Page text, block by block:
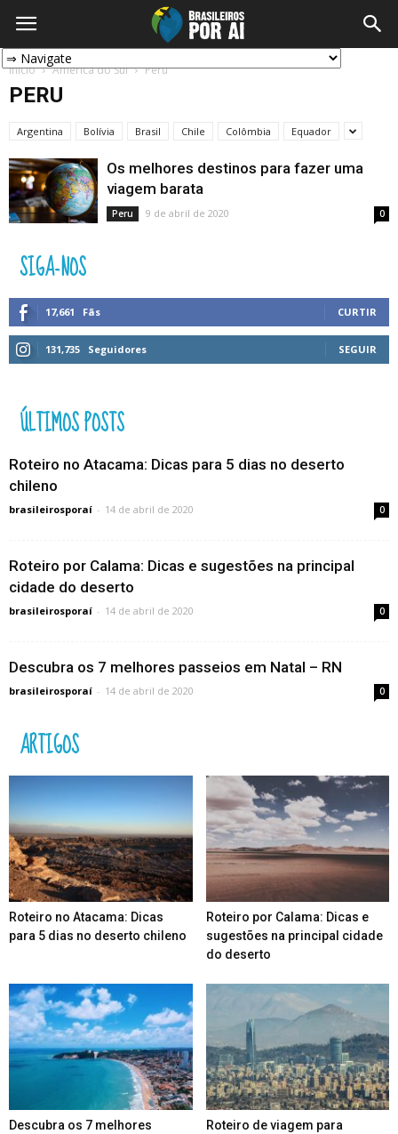
Início América do Sul Peru
PERU
Argentina Bolívia Brasil Chile Colômbia Equador
Os melhores destinos para fazer uma
viagem barata
Peru 9 de abril de 2020 0
SIGA-NOS
17,661 Fãs CURTIR
131,735 Seguidores SEGUIR
ÚLTIMOS POSTS
Roteiro no Atacama: Dicas para 5 dias no deserto
chileno
brasileirosporaí - 14 de abril de 2020 0
Roteiro por Calama: Dicas e sugestões na principal
cidade do deserto
brasileirosporaí - 14 de abril de 2020 0
Descubra os 7 melhores passeios em Natal – RN
brasileirosporaí - 14 de abril de 2020 0
ARTIGOS
Roteiro no Atacama: Dicas
para 5 dias no deserto chileno
Roteiro por Calama: Dicas e
sugestões na principal cidade
do deserto
Descubra os 7 melhores
Roteiro de viagem para